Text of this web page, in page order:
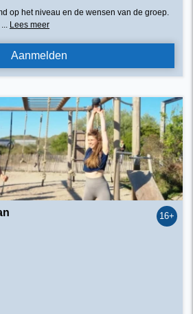
op het niveau en de wensen van de groep.
Lees meer
Aanmelden
16+